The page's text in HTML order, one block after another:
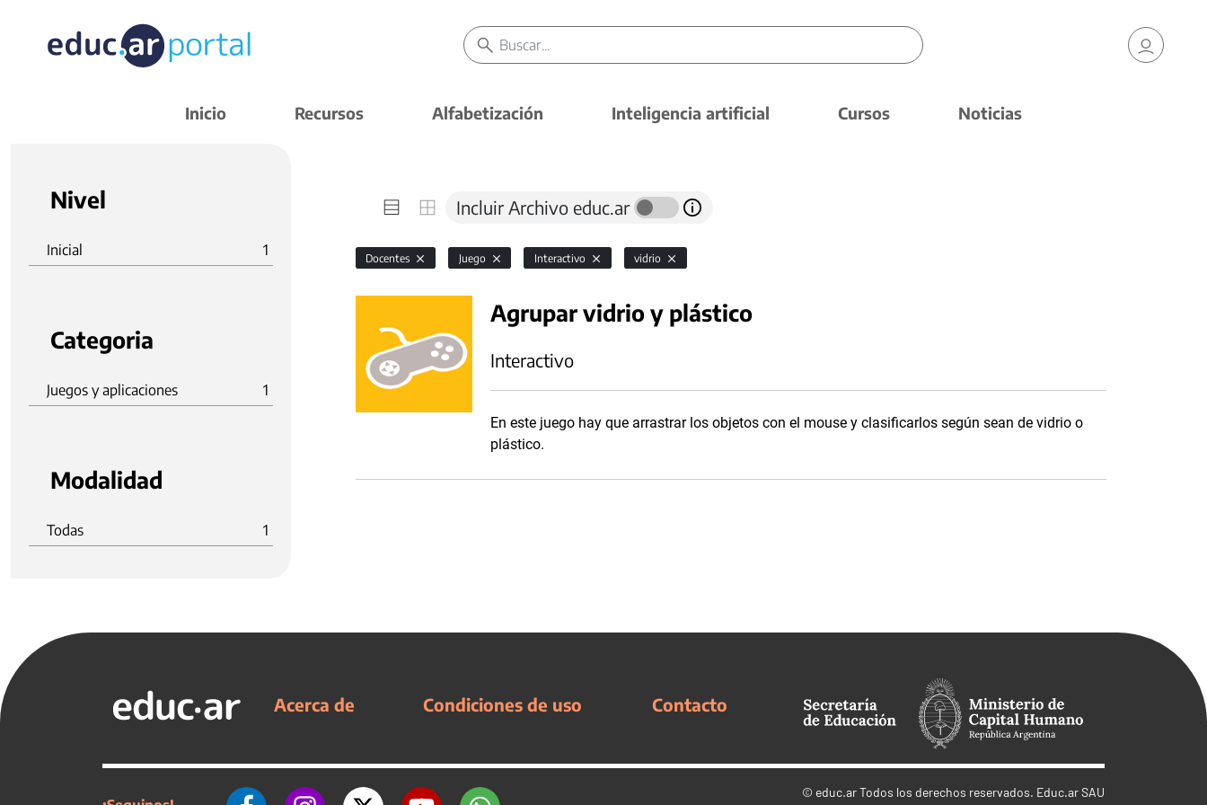
Inicio Recursos Alfabetización Inteligencia artificial Cursos Noticias
Nivel
Inicial 1
Categoria
Juegos y aplicaciones 1
Modalidad
Todas 1
Incluir Archivo educ.ar
Docentes Juego Interactivo vidrio
Agrupar vidrio y plástico
Interactivo
En este juego hay que arrastrar los objetos con el mouse y clasificarlos según sean de vidrio o
plástico.
Acerca de Condiciones de uso Contacto
© educ.arTodos los derechos reservados. Educ.ar SAU